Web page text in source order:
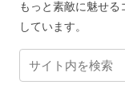
もっと素敵に魅せ
しています。